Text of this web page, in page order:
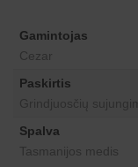
Gamintojas
Cezar
Paskirtis
Spalva
Tasmanijos medis